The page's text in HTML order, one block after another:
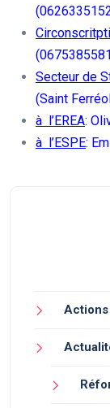
Secteur de
(Saint
à l’EREA:
à l’ESPE:
Actions